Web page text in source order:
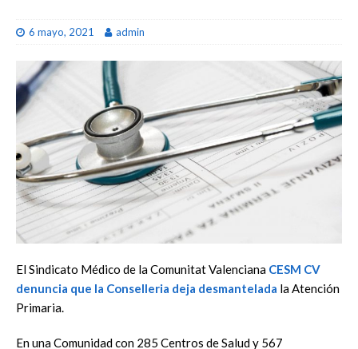
6 mayo, 2021 admin
El Sindicato Médico de la Comunitat Valenciana CESM CV
denuncia que la Conselleria deja desmantelada la Atención
Primaria.
En una Comunidad con 285 Centros de Salud y 567